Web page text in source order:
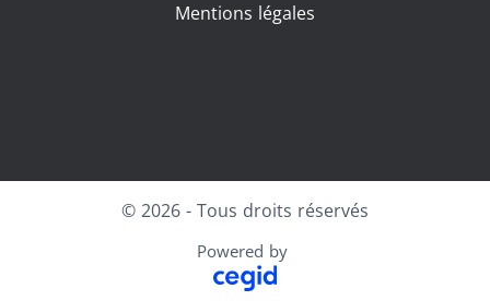
Mentions légales
© 2026 - Tous droits réservés
Powered by